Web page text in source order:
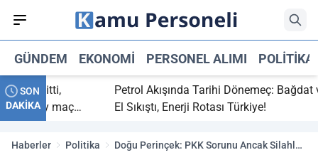
GÜNDEM EKONOMI PERSONEL ALIMI POLITIKA
SON
DAKİKA
bitti,
maç
Petrol Akışında Tarihi Dönemeç: Bağdat ve
El Sıkıştı, Enerji Rotası Türkiye!
Haberler Politika
Doğu Perinçek: PKK Sorunu Ancak Silahla